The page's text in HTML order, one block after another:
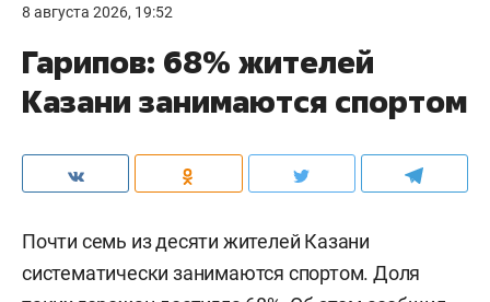
8 августа 2026, 19:52
Гарипов: 68% жителей
Казани занимаются спортом
Почти семь из десяти жителей Казани
систематически занимаются спортом. Доля